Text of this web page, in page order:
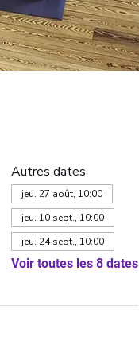
Autres dates
jeu. 27 août, 10:00
jeu. 10 sept., 10:00
jeu. 24 sept., 10:00
Voir toutes les 8 dates